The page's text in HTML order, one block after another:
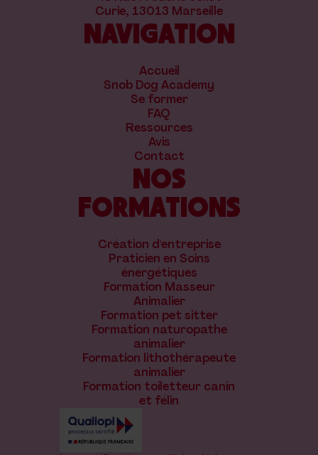
Curie, 13013 Marseille
NAVIGATION
Accueil
Snob Dog Academy
Se former
FAQ
Ressources
Avis
Contact
NOS
FORMATIONS
Création d'entreprise
Praticien en Soins
énergétiques
Formation Masseur
Animalier
Formation pet sitter
Formation naturopathe
animalier
Formation lithothérapeute
animalier
Formation toiletteur canin
et félin